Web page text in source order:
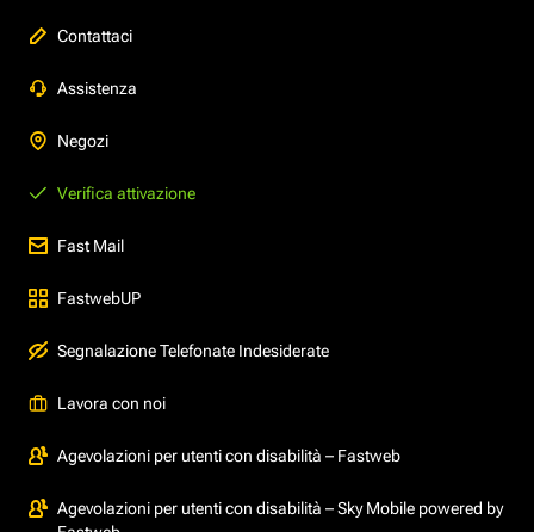
Contattaci
Assistenza
Negozi
Verifica attivazione
Fast Mail
FastwebUP
Segnalazione Telefonate Indesiderate
Lavora con noi
Agevolazioni per utenti con disabilità – Fastweb
Agevolazioni per utenti con disabilità – Sky Mobile powered by